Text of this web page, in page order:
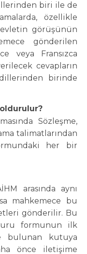
biri ile de
özellikle
görüşünün
gönderilen
veya Fransızca
cevapların
birinde
Sözleşme,
talimatlarından
her bir
arasında aynı
mahkemece bu
gönderilir. Bu
formunun ilk
bulunan kutuya
önce iletişime